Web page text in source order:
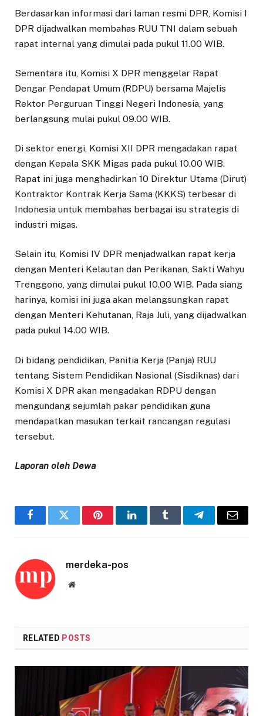
Berdasarkan informasi dari laman resmi DPR, Komisi I
DPR dijadwalkan membahas RUU TNI dalam sebuah
rapat internal yang dimulai pada pukul 11.00 WIB.
Sementara itu, Komisi X DPR menggelar Rapat
Dengar Pendapat Umum (RDPU) bersama Majelis
Rektor Perguruan Tinggi Negeri Indonesia, yang
berlangsung mulai pukul 09.00 WIB.
Di sektor energi, Komisi XII DPR mengadakan rapat
dengan Kepala SKK Migas pada pukul 10.00 WIB.
Rapat ini juga menghadirkan 10 Direktur Utama (Dirut)
Kontraktor Kontrak Kerja Sama (KKKS) terbesar di
Indonesia untuk membahas berbagai isu strategis di
industri migas.
Selain itu, Komisi IV DPR menjadwalkan rapat kerja
dengan Menteri Kelautan dan Perikanan, Sakti Wahyu
Trenggono, yang dimulai pukul 10.00 WIB. Pada siang
harinya, komisi ini juga akan melangsungkan rapat
dengan Menteri Kehutanan, Raja Juli, yang dijadwalkan
pada pukul 14.00 WIB.
Di bidang pendidikan, Panitia Kerja (Panja) RUU
tentang Sistem Pendidikan Nasional (Sisdiknas) dari
Komisi X DPR akan mengadakan RDPU dengan
mengundang sejumlah pakar pendidikan guna
mendapatkan masukan terkait rancangan regulasi
tersebut.
Laporan oleh Dewa
FacebookTwitter PinterestLinkedInTumblr TelegramEmail
merdeka-pos
Website
RELATED POSTS